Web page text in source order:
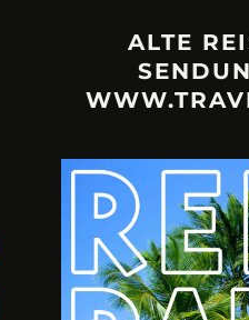
ALTE